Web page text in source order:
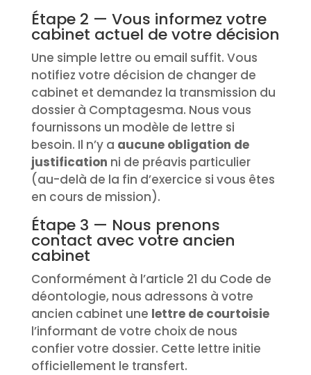
Étape 2 — Vous informez votre
cabinet actuel de votre décision
Une simple lettre ou email suffit. Vous
notifiez votre décision de changer de
cabinet et demandez la transmission du
dossier à Comptagesma. Nous vous
fournissons un modèle de lettre si
besoin. Il n’y a aucune obligation de
justification ni de préavis particulier
(au-delà de la fin d’exercice si vous êtes
en cours de mission).
Étape 3 — Nous prenons
contact avec votre ancien
cabinet
Conformément à l’article 21 du Code de
déontologie, nous adressons à votre
ancien cabinet une lettre de courtoisie
l’informant de votre choix de nous
confier votre dossier. Cette lettre initie
officiellement le transfert.